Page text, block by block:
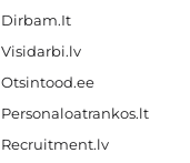
Dirbam.It
Visidarbi.lv
Otsintood.ee
Personaloatrankos.lt
Recruitment.lv